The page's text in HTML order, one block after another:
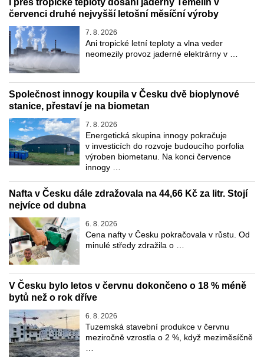
červenci druhé nejvyšší letošní měsíční výroby
7. 8. 2026
Ani tropické letní teploty a vlna veder
neomezily provoz jaderné elektrárny v …
Společnost innogy koupila v Česku dvě bioplynové
stanice, přestaví je na biometan
7. 8. 2026
Energetická skupina innogy pokračuje
v investicích do rozvoje budoucího porfolia
výroben biometanu. Na konci července
innogy …
Nafta v Česku dále zdražovala na 44,66 Kč za litr. Stojí
nejvíce od dubna
6. 8. 2026
Cena nafty v Česku pokračovala v růstu. Od
minulé středy zdražila o …
V Česku bylo letos v červnu dokončeno o 18 % méně
bytů než o rok dříve
6. 8. 2026
Tuzemská stavební produkce v červnu
meziročně vzrostla o 2 %, když meziměsíčně